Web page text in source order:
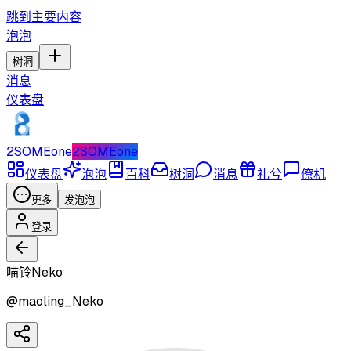
跳到主要内容
泡泡
树洞
消息
仪表盘
2SOMEone2SOMEone
仪表盘
泡泡 百科 树洞 消息 礼兮 僚机
更多 发泡泡
登录
喵铃Neko
@maoling_Neko